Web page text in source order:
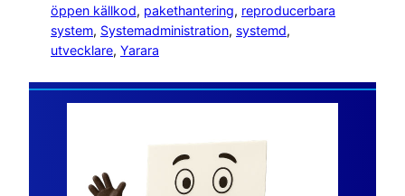
öppen källkod, pakethantering, reproducerbara
system, Systemadministration, systemd
utvecklare, Yarara